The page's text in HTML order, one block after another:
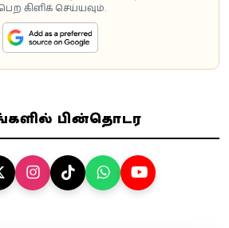
கிளிக் செய்யவும்.
பின்தொடர